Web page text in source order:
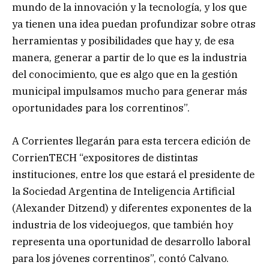
mundo de la innovación y la tecnología, y los que
ya tienen una idea puedan profundizar sobre otras
herramientas y posibilidades que hay y, de esa
manera, generar a partir de lo que es la industria
del conocimiento, que es algo que en la gestión
municipal impulsamos mucho para generar más
oportunidades para los correntinos”.
A Corrientes llegarán para esta tercera edición de
CorrienTECH “expositores de distintas
instituciones, entre los que estará el presidente de
la Sociedad Argentina de Inteligencia Artificial
(Alexander Ditzend) y diferentes exponentes de la
industria de los videojuegos, que también hoy
representa una oportunidad de desarrollo laboral
para los jóvenes correntinos”, contó Calvano.